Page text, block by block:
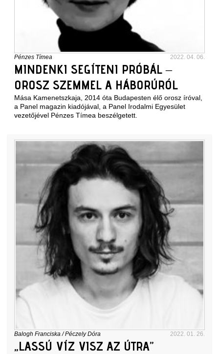
Pénzes Tímea 2022. 04. 06.
MINDENKI SEGÍTENI PRÓBÁL –
OROSZ SZEMMEL A HÁBORÚRÓL
Mása Kamenetszkaja, 2014 óta Budapesten élő orosz íróval,
a Panel magazin kiadójával, a Panel Irodalmi Egyesület
vezetőjével Pénzes Tímea beszélgetett.
Balogh Franciska/Péczely Dóra 2022. 01. 26.
„LASSÚ VÍZ VISZ AZ ÚTRA”